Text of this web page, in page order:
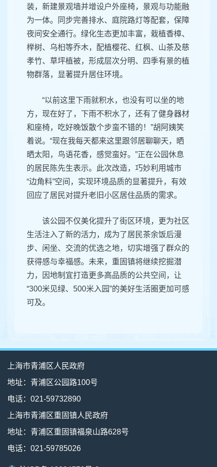
装，新建景观墙并增设户外座椅，景观与功能融
为一体。同步完善排水、庭院路灯等配套，保障
夜间安全通行。绿化生态更加丰富，栽植香樟、
榉树、乌桕等乔木，配植樱花、红枫、山茶及慈
孝竹、草坪植被，形成层次分明、四季有景的植
物群落，显著提升居住环境。
“以前这里下雨就积水，也没有可以坐的地
方，现在好了，下雨不积水了，还有了健身器材
和座椅，吃好晚饭散个步蛮不错的！”胡阿姨笑
着说。“现在我每天都来这里跟邻居聊聊天，晒
晒太阳，鸟语花香，感觉蛮好。”正在公园休息
的居民陈先生表示。此次改造，巧妙利用城市
“边角料”空间，实现环境品质的显著提升，有效
回应了居民对提升老旧小区居住品质的需求。
该公园不仅美化提升了街区环境，更为社区
生活注入了新的活力，成为了居民茶余饭后漫
步、闲坐、交流的优选之地，切实增强了群众的
获得感与幸福感。未来，重固镇将继续挖掘潜
力，因地制宜打造更多高品质的公共空间，让
“300米见绿、500米入园”的美好生活圈更加可感
可及。
上海市青浦区人民政府
地址：青浦区公园路100号
电话：021-59732890
上海市青浦区重固镇人民政府
地址：青浦区重固镇福泉山路628号
电话：021-59785026